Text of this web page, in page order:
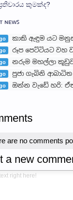
කුමක්ද?
ɴᴇᴡꜱ
කාකි ඇඳුම යට
රූප පෙට්ටියට වහ
නරුම මහල්ලා
පුජා ගැබිනි
ඔන්න වැඩේ හරි:
are no comments
a new